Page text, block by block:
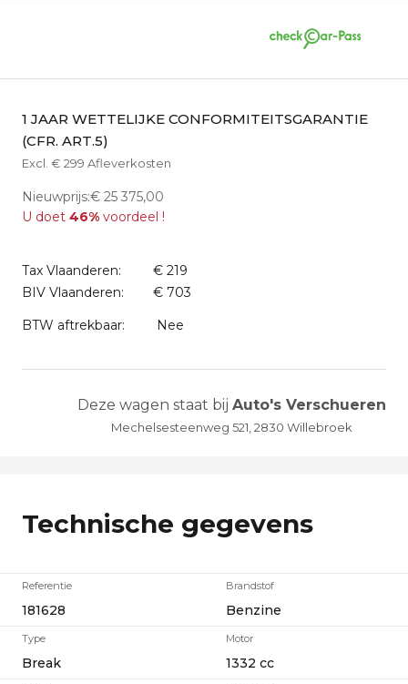
1 JAAR WETTELIJKE CONFORMITEITSGARANTIE
(CFR. ART.5)
Excl. € 299 Afleverkosten
Nieuwprijs:€ 25 375,00
U doet 46% voordeel !
Tax Vlaanderen:
€ 219
BIV Vlaanderen:
€ 703
BTW aftrekbaar:
Nee
Deze wagen staat bij Auto's Verschueren
Mechelsesteenweg 521, 2830 Willebroek
Technische gegevens
Referentie
181628
Type
Break
Brandstof
Benzine
Motor
1332 cc